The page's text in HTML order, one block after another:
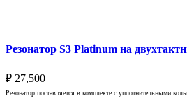
Резонатор S3 Platinum на
₽ 27,500
Резонатор поставляется в комплекте с уплотнительными